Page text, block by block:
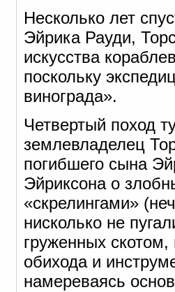
Несколько лет
Эйрика Рауди,
искусства
поскольку
винограда».
Четвертый поход
землевладелец
погибшего сына
Эйриксона о
«скрелингами»
нисколько не
груженных
обихода и
намереваясь